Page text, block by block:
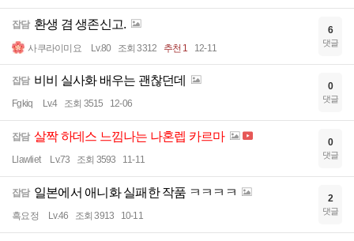
잡담 환생 겸 생존신고.
사쿠라이미요 Lv.80 조회 3312 추천 1 12-11
6
댓글
잡담 비비 실사화 배우는 괜찮던데
Fgkiq Lv.4 조회 3515 12-06
0
댓글
잡담 살짝 하데스 느낌나는 나혼렙 카르마
Llawliet Lv.73 조회 3593 11-11
0
댓글
잡담 일본에서 애니화 실패한 작품 ㅋㅋㅋㅋ
흑요정 Lv.46 조회 3913 10-11
2
댓글